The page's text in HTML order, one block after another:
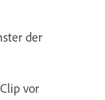
der
vor